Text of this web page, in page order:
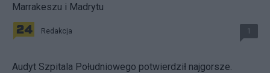
Marrakeszu i Madrytu
Redakcja 1
Audyt Szpitala Południowego potwierdził najgorsze.